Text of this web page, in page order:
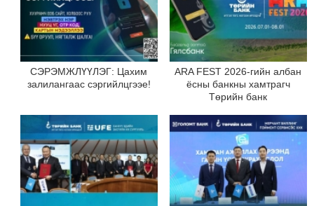
СЭРЭМЖЛҮҮЛЭГ: Цахим
залилангаас сэргийлцгээе!
ARA FEST 2026-гийн албан
ёсны банкны хамтрагч
Төрийн банк